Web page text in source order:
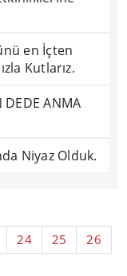
en İçten
Kutlarız.
DEDE ANMA
Niyaz Olduk.
24 25
26